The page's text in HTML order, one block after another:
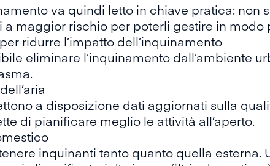
va quindi letto in chiave pratica: non
a maggior rischio per poterli gestire in modo
ridurre l’impatto dell’inquinamento
eliminare l’inquinamento dall’ambiente
a disposizione dati aggiornati sulla
di pianificare meglio le attività all’aperto.
inquinanti tanto quanto quella esterna.